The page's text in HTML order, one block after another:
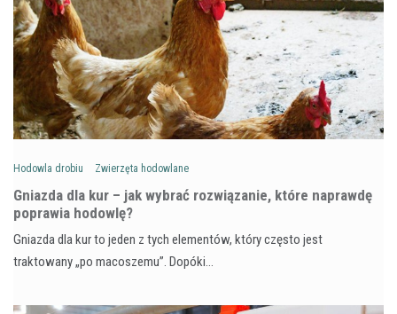
Hodowla drobiu Zwierzęta hodowlane
Gniazda dla kur – jak wybrać rozwiązanie, które naprawdę
poprawia hodowlę?
Gniazda dla kur to jeden z tych elementów, który często jest
traktowany „po macoszemu”. Dopóki…